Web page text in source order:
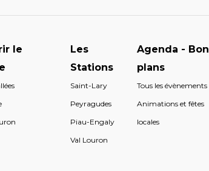
le
Les
Stations
Saint-Lary
Peyragudes
Piau-Engaly
Val Louron
Agenda - Bon
plans
Tous les évènements
Animations et fêtes
locales